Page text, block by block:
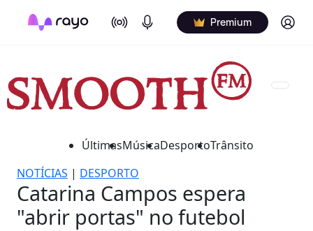
On Air Podcasts Premium Log in
ÚltimasMúsicaDesportoTrânsito
NOTÍCIAS | DESPORTO
Catarina Campos espera
"abrir portas" no futebol